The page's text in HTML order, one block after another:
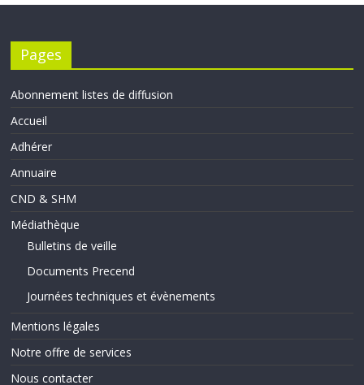
Pages
Abonnement listes de diffusion
Accueil
Adhérer
Annuaire
CND & SHM
Médiathèque
Bulletins de veille
Documents Precend
Journées techniques et évènements
Mentions légales
Notre offre de services
Nous contacter